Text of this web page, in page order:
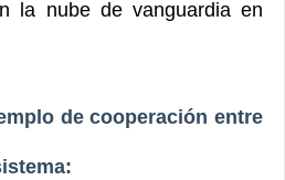
la nube de vanguardia en
de cooperación entre